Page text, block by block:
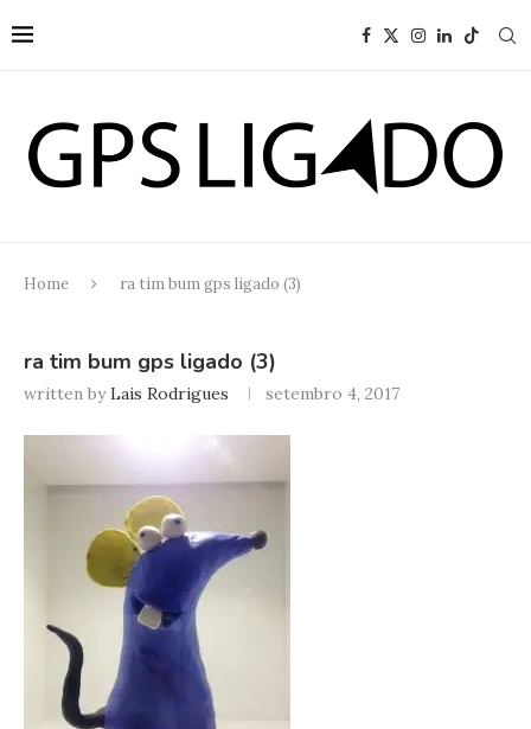
Home ra tim bum gps ligado (3)
ra tim bum gps ligado (3)
written byLais Rodrigues setembro 4, 2017